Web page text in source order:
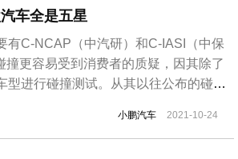
车全是五星
有C-NCAP（中汽研）和C-IASI（中保
更容易受到消费者的质疑，因其除了
型进行碰撞测试。从其以往公布的碰撞
续公布2021年度各批次碰撞测试成
小鹏汽车 2021-10-24